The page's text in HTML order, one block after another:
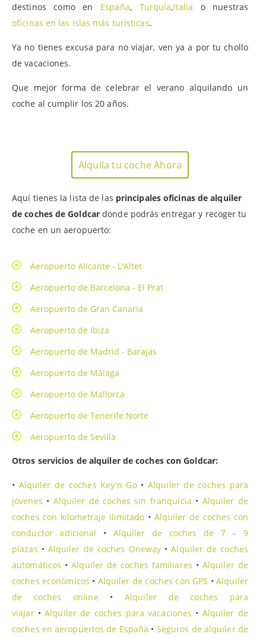
destinos como en España, Turquía,Italia o nuestras
oficinas en las islas más turísticas.
Ya no tienes excusa para no viajar, ven ya a por tu chollo
de vacaciones.
Que mejor forma de celebrar el verano alquilando un
coche al cumplir los 20 años.
Alquila tu coche Ahora
Aquí tienes la lista de las principales oficinas de alquiler
de coches de Goldcar donde podrás entregar y recoger tu
coche en un aeropuerto:
Aeropuerto Alicante - L'Altet
Aeropuerto de Barcelona - El Prat
Aeropuerto de Gran Canaria
Aeropuerto de Ibiza
Aeropuerto de Madrid - Barajas
Aeropuerto de Málaga
Aeropuerto de Mallorca
Aeropuerto de Tenerife Norte
Aeropuerto de Sevilla
Otros servicios de alquiler de coches con Goldcar:
• Alquiler de coches Key'n Go•Alquiler de coches para
jóvenes • Alquiler de coches sin franquicia • Alquiler de
coches con kilometraje ilimitado • Alquiler de coches con
conductor adicional • Alquiler de coches de 7 – 9
plazas • Alquiler de coches Oneway •Alquiler de coches
automáticos •Alquiler de coches familiares • Alquiler de
coches económicos • Alquiler de coches con GPS •Alquiler
de coches online •Alquiler de coches para
viajar•Alquiler de coches para vacaciones • Alquiler de
coches en aeropuertos de España • Seguros de alquiler de